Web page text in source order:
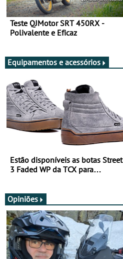
Teste QJMotor SRT 450RX -
Polivalente e Eficaz
Equipamentos e acessórios
Estão disponíveis as botas Street
3 Faded WP da TCX para
Opiniões